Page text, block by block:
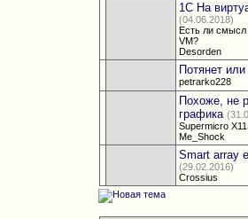
1С На
(04.06.2018)
Есть ли смысл
VM?
Desorden
Потянет или
petrarko228
Похоже, не
графика
Supermicro
Me_Shock
Smart array
(29.02.2016)
Crossius